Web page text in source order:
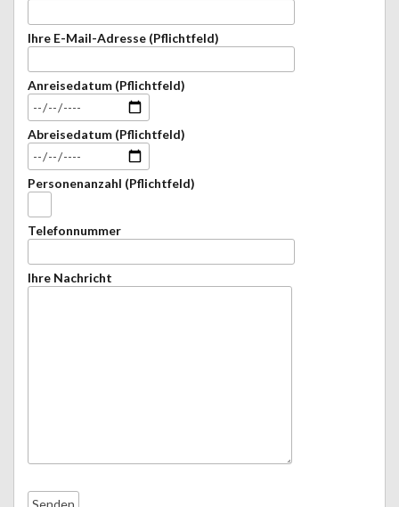
Ihre E-Mail-Adresse (Pflichtfeld)
Anreisedatum (Pflichtfeld)
Abreisedatum (Pflichtfeld)
Personenanzahl (Pflichtfeld)
Telefonnummer
Ihre Nachricht